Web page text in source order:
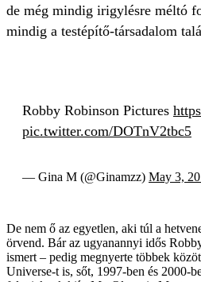
de még mindig irigylésre méltó
mindig a testépítő-társadalom
Robby Robinson Pictures
pic.twitter.com/DOTnV2tbc5
— Gina M (@Ginamzz) May 3,
De nem ő az egyetlen, aki túl a
örvend. Bár az ugyanannyi idős
ismert – pedig megnyerte többek
Universe-t is, sőt, 1997-ben és 2000-